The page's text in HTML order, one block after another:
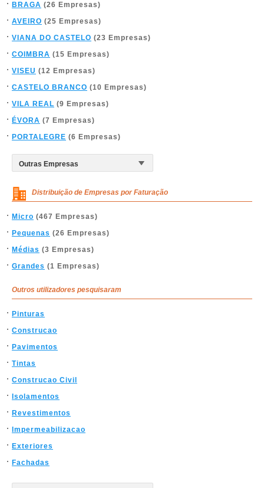
BRAGA (26 Empresas)
AVEIRO (25 Empresas)
VIANA DO CASTELO (23 Empresas)
COIMBRA (15 Empresas)
VISEU (12 Empresas)
CASTELO BRANCO (10 Empresas)
VILA REAL (9 Empresas)
ÉVORA (7 Empresas)
PORTALEGRE (6 Empresas)
Distribuição de Empresas por Faturação
Micro (467 Empresas)
Pequenas (26 Empresas)
Médias (3 Empresas)
Grandes (1 Empresas)
Outros utilizadores pesquisaram
Pinturas
Construcao
Pavimentos
Tintas
Construcao Civil
Isolamentos
Revestimentos
Impermeabilizacao
Exteriores
Fachadas